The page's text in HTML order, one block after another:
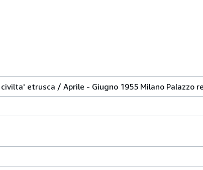
etrusca / Aprile - Giugno 1955 Milano Palazzo